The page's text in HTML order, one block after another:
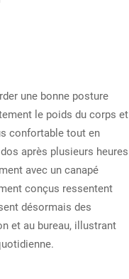
une bonne posture
le poids du corps et
confortable tout en
après plusieurs heures
avec un canapé
conçus ressentent
désormais des
et au bureau, illustrant